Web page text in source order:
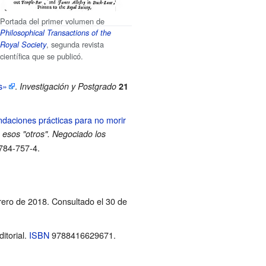
Portada del primer volumen de
Philosophical Transactions of the
Royal Society, segunda revista
científica que se publicó.
. Investigación y Postgrado 21
prácticas para no morir
"otros". Negociado los
757-4.
de 2018. Consultado el 30 de
ISBN 9788416629671.